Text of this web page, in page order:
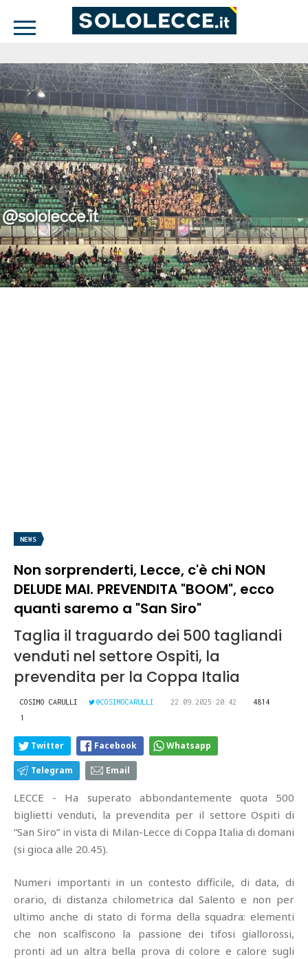
NEWS
Non sorprenderti, Lecce, c'è chi NON
DELUDE MAI. PREVENDITA "BOOM", ecco
quanti saremo a "San Siro"
Taglia il traguardo dei 500 tagliandi
venduti nel settore Ospiti, la
prevendita per la Coppa Italia
COSIMO CARULLI @COSIMOCARULLI 22.09.2025 20:42
4814
1
Twitter Facebook Whatsapp
Telegram Email
LECCE - Ha superato abbondantemente quota 500
biglietti venduti, la prevendita per il settore Ospiti di
“San Siro” in vista di Milan-Lecce di Coppa Italia di domani
(si gioca alle 20.45).
Numeri importanti in un contesto difficile, di data, di
orario, di distanza chilometrica dal Salento e non per
ultimo anche di stato di forma della squadra: elementi
che non scalfiscono la passione dei tifosi giallorossi,
pronti ad un altra bella prova di colore e calore sugli